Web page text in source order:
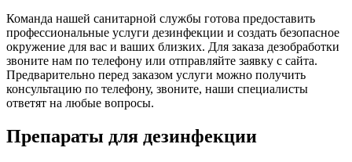
Команда нашей санитарной службы готова предоставить
профессиональные услуги дезинфекции и создать безопасное
окружение для вас и ваших близких. Для заказа дезобработки
звоните нам по телефону или отправляйте заявку с сайта.
Предварительно перед заказом услуги можно получить
консультацию по телефону, звоните, наши специалисты
ответят на любые вопросы.
Препараты для дезинфекции